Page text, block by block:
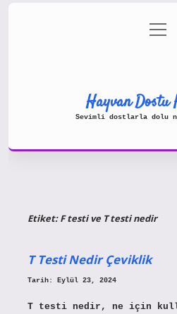
Gizlilik menüyü
aç
Hayvan Dostu
Sevimli dostlarla dolu
Etiket:F testi ve T testi nedir
T Testi Nedir Çeviklik
Tarih: Eylül 23, 2024
T testi nedir, ne için